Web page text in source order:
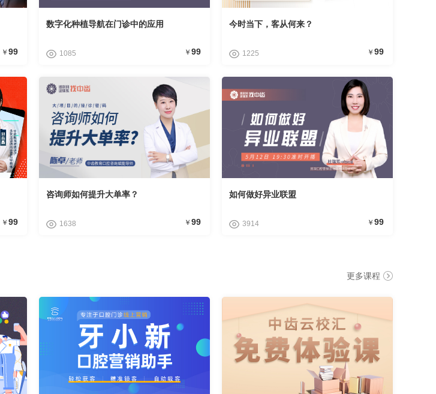
￥ 99
数字化种植导航在门诊中的应用
1085 ￥ 99
今时当下，客从何来？
1225 ￥ 99
￥ 99
咨询师如何提升大单率？
1638 ￥ 99
如何做好异业联盟
3914 ￥ 99
更多课程